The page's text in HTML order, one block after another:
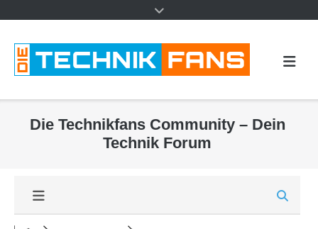
Die Technikfans Community – Dein
Technik Forum